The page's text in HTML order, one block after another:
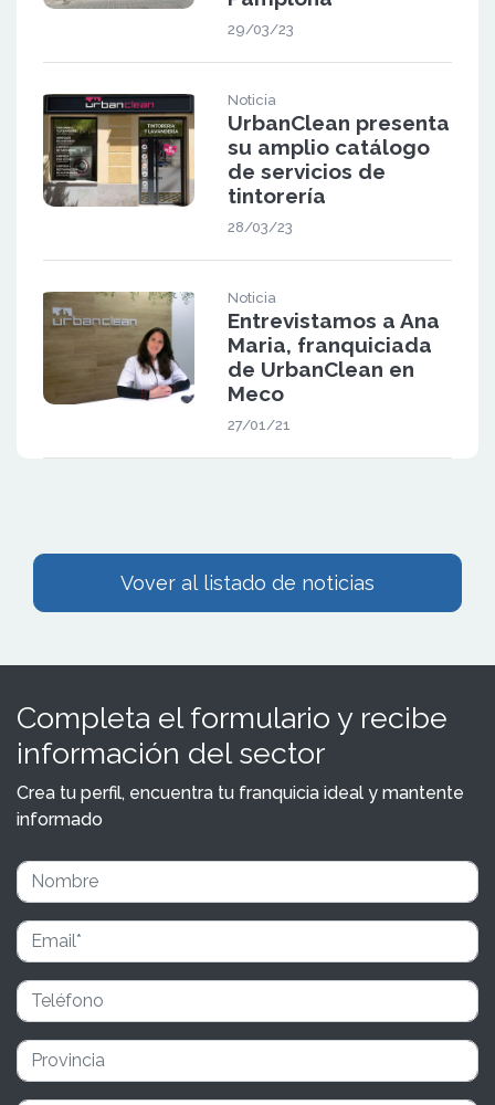
29/03/23
Noticia
UrbanClean presenta
su amplio catálogo
de servicios de
tintorería
28/03/23
Noticia
Entrevistamos a Ana
Maria, franquiciada
de UrbanClean en
Meco
27/01/21
Vover al listado de noticias
Completa el formulario y recibe
información del sector
Crea tu perfil, encuentra tu franquicia ideal y mantente
informado